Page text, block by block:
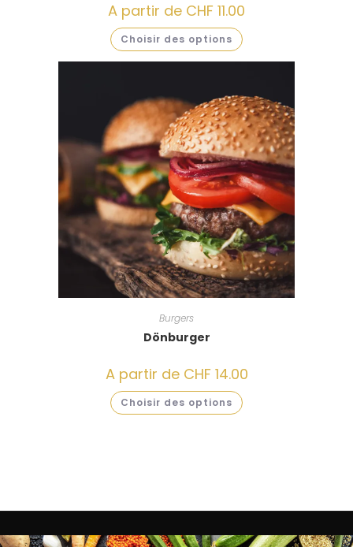
A partir de CHF 11.00
Choisir des options
Burgers
Dönburger
A partir de CHF 14.00
Choisir des options